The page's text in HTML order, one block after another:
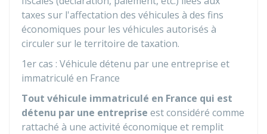
taxes sur l'affectation des véhicules à des fins
économiques pour les véhicules autorisés à
circuler sur le territoire de taxation.
1er cas : Véhicule détenu par une entreprise et
immatriculé en France
Tout véhicule immatriculé en France qui est
détenu par une entreprise est considéré comme
rattaché à une activité économique et remplit